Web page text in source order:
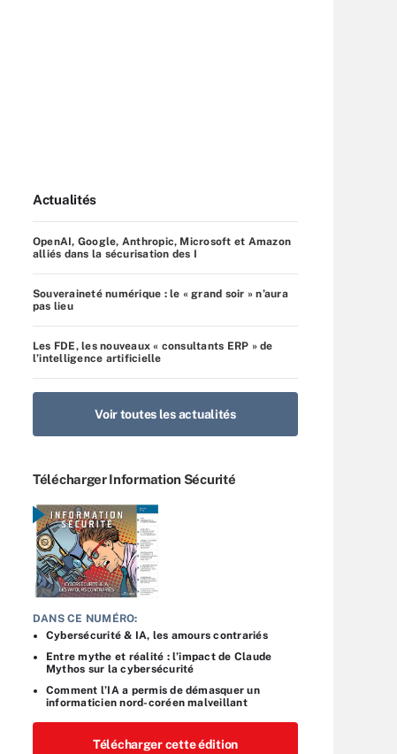
Actualités
OpenAI, Google, Anthropic, Microsoft et Amazon
alliés dans la sécurisation des I
Souveraineté numérique : le « grand soir » n’aura
pas lieu
Les FDE, les nouveaux « consultants ERP » de
l’intelligence artificielle
Voir toutes les actualités
Télécharger Information Sécurité
DANS CE NUMÉRO:
Cybersécurité & IA, les amours contrariés
Entre mythe et réalité : l’impact de Claude
Mythos sur la cybersécurité
Comment l’IA a permis de démasquer un
informaticien nord-coréen malveillant
Télécharger cette édition